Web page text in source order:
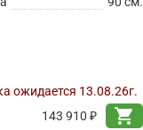
ожидается 13.08.26г.
143 910 ₽
shopping_cart